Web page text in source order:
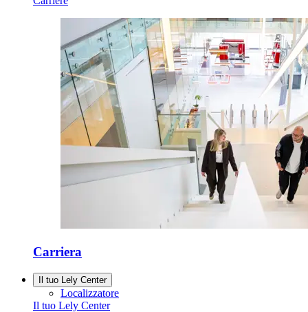
Carriera
Il tuo Lely Center
Localizzatore
Il tuo Lely Center